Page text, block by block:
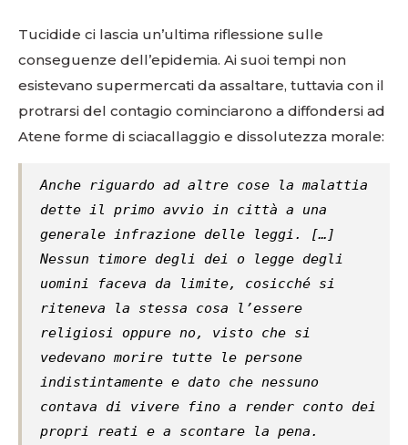
Tucidide ci lascia un’ultima riflessione sulle
conseguenze dell’epidemia. Ai suoi tempi non
esistevano supermercati da assaltare, tuttavia con il
protrarsi del contagio cominciarono a diffondersi ad
Atene forme di sciacallaggio e dissolutezza morale:
Anche riguardo ad altre cose la malattia
dette il primo avvio in città a una
generale infrazione delle leggi. […]
Nessun timore degli dei o legge degli
uomini faceva da limite, cosicché si
riteneva la stessa cosa l’essere
religiosi oppure no, visto che si
vedevano morire tutte le persone
indistintamente e dato che nessuno
contava di vivere fino a render conto dei
propri reati e a scontare la pena.